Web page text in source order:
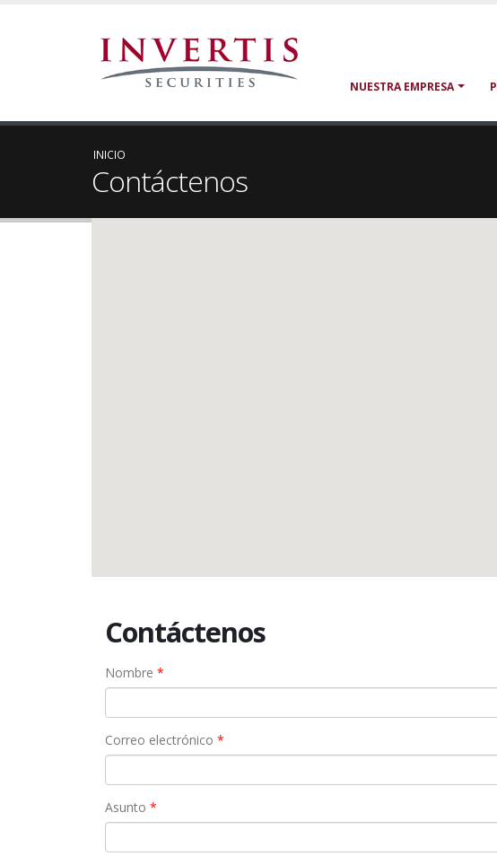
NUESTRA EMPRESA
INICIO
Contáctenos
Contáctenos
Nombre *
Correo electrónico *
Asunto *